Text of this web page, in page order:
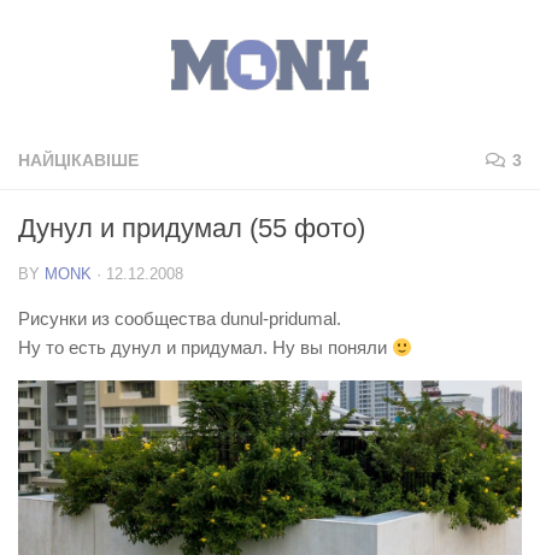
НАЙЦІКАВІШЕ 3
Дунул и придумал (55 фото)
BY MONK · 12.12.2008
Рисунки из сообщества dunul-pridumal.
Ну то есть дунул и придумал. Ну вы поняли